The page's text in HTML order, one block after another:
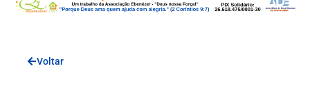
Voltar